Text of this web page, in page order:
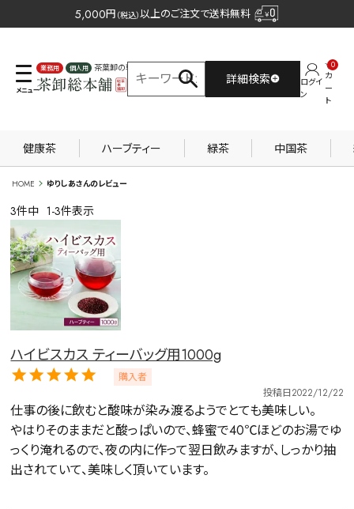
5,000円 （税込）以上のご注文で送料無料
業務用 個人用
茶葉卸の専門サイト
詳細検索
ログイ
ン
カ
ー
ト
0
健康茶 ハーブティー 緑茶 中国茶
HOME ゆりしあさんのレビュー
3件中 1-3件表示
ハイビスカス ティーバッグ用1000g
購入者
投稿日2022/12/22
仕事の後に飲むと酸味が染み渡るようでとても美味しい。
やはりそのままだと酸っぱいので、蜂蜜で40℃ほどのお湯でゆ
っくり淹れるので、夜の内に作って翌日飲みますが、しっかり抽
出されていて、美味しく頂いています。